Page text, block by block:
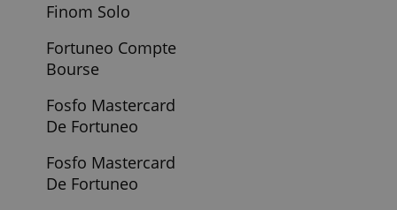
Jeunes De La
Banque Postale
Credit
Credit Lyonnais
Compte Elcl